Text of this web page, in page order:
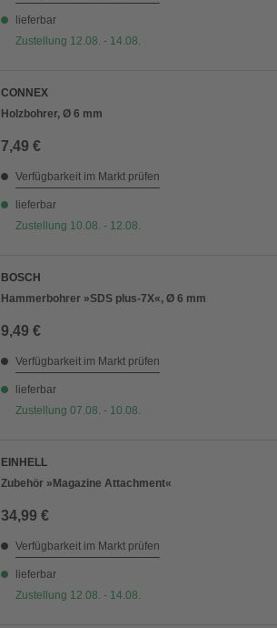
lieferbar
Zustellung 12.08. - 14.08.
CONNEX
Holzbohrer, Ø 6 mm
7,49 €
Verfügbarkeit im Markt prüfen
lieferbar
Zustellung 10.08. - 12.08.
BOSCH
Hammerbohrer »SDS plus-7X«, Ø 6 mm
9,49 €
Verfügbarkeit im Markt prüfen
lieferbar
Zustellung 07.08. - 10.08.
EINHELL
Zubehör »Magazine Attachment«
34,99 €
Verfügbarkeit im Markt prüfen
lieferbar
Zustellung 12.08. - 14.08.